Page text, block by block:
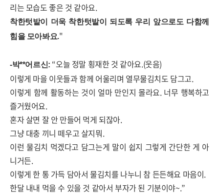
리는 모습도 좋은 것 같아요.
착한텃밭이 더욱 착한텃밭이 되도록 우리 앞으로도 다함께
힘을 모아봐요."
-박**어르신: “오늘 정말 횡재한 것 같아요.(웃음)
이렇게 마을 이웃들과 함께 어울리며 열무물김치도 담그고.
이렇게 함께 활동하는 것이 얼마 만인지 몰라요. 너무 행복하고
즐거웠어요.
혼자 살면 잘 안 만들어 먹게 되잖아.
그냥 대충 끼니 떼우고 살지뭐.
이런 물김치 먹겠다고 담그는게 말이 쉽지 그렇게 간단한 게 아
니거든.
이렇게 한 통 가득 담아서 물김치를 나누니 참 든든해요 마음이.
한달 내내 먹을 수 있을 것 같아서 부자가 된 기분이야~.”